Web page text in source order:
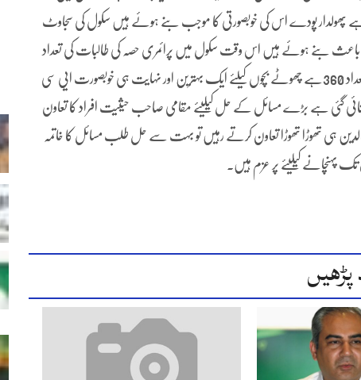
ہے پھولدار پودے اس کی خوبصورتی کا موجب بنے ہوئے ہیں سکول کی سجاوٹ
باعث بنے ہوئے ہیں اس وقت سکول میں پرائمری حصہ کی طالبات کی تعداد
191مڈل حصہ کی تعداد107اور ہائی حصہ کی تعداد62ہے اور کل طالبات کی تعداد 360ہے چھوٹے بچوں کیلئے ایک بہترین اور نہایت ہی خوبصورت ایی سی
بنائی گئی ہے بڑے مسائل کے حل کیلیئے مقامی صاحب حیثیت افراد کا تعاون
ہی تھوڑا تھوڑا تعاون کرتے رہیں تو بہت سے حل طلب مسائل کا خاتمہ
تک پہنچانے کیلیئے پر عزم ہیں۔